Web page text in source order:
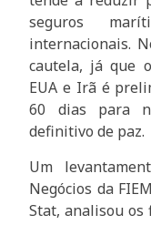
seguros
internacionais.
cautela, já que
EUA e Irã é
60 dias para
definitivo de paz.
Um
Negócios da
Stat, analisou os